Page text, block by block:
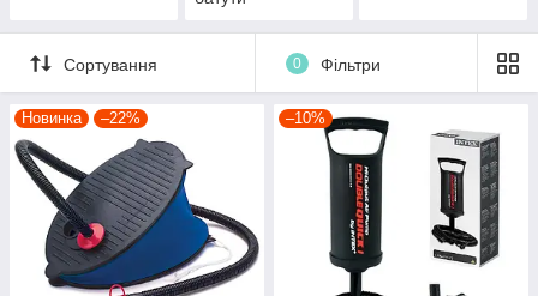
Сортування 0 Фільтри
Новинка –22% –10%